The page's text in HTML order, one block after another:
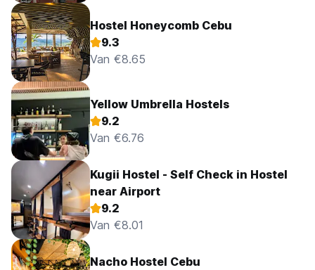
Hostel Honeycomb Cebu
9.3
Van €8.65
Yellow Umbrella Hostels
9.2
Van €6.76
Kugii Hostel - Self Check in Hostel
near Airport
9.2
Van €8.01
Nacho Hostel Cebu